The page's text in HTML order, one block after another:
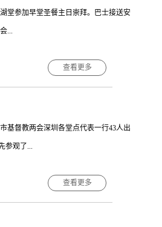
堂参加早堂圣餐主日崇拜。巴士接送安
...
拜之后返程：车辆统一从莲塘罗湖区高
兄 电话 18664964483【温馨提
提前预约登记车牌号码。★年青弟兄姊
日崇拜。★在路途及红绿灯路口处，
序。★和平堂安保队的弟兄们和接待
查看更多
基督教两会深圳各堂点代表一行43人出
参观了...
大家怀着悲痛及感恩的心情来到深圳市
席、兼秘书长叶东升牧师致缅怀
查看更多